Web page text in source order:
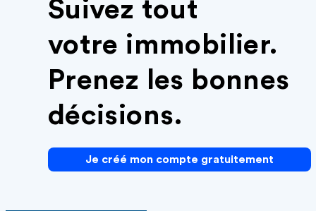
Suivez tout
votre immobilier.
Prenez les bonnes
décisions.
Je créé mon compte gratuitement